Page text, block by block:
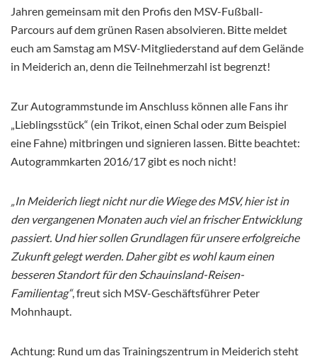
Jahren gemeinsam mit den Profis den MSV-Fußball-
Parcours auf dem grünen Rasen absolvieren. Bitte meldet
euch am Samstag am MSV-Mitgliederstand auf dem Gelände
in Meiderich an, denn die Teilnehmerzahl ist begrenzt!
Zur Autogrammstunde im Anschluss können alle Fans ihr
„Lieblingsstück“ (ein Trikot, einen Schal oder zum Beispiel
eine Fahne) mitbringen und signieren lassen. Bitte beachtet:
Autogrammkarten 2016/17 gibt es noch nicht!
„In Meiderich liegt nicht nur die Wiege des MSV, hier ist in
den vergangenen Monaten auch viel an frischer Entwicklung
passiert. Und hier sollen Grundlagen für unsere erfolgreiche
Zukunft gelegt werden. Daher gibt es wohl kaum einen
besseren Standort für den Schauinsland-Reisen-
Familientag“, freut sich MSV-Geschäftsführer Peter
Mohnhaupt.
Achtung: Rund um das Trainingszentrum in Meiderich steht